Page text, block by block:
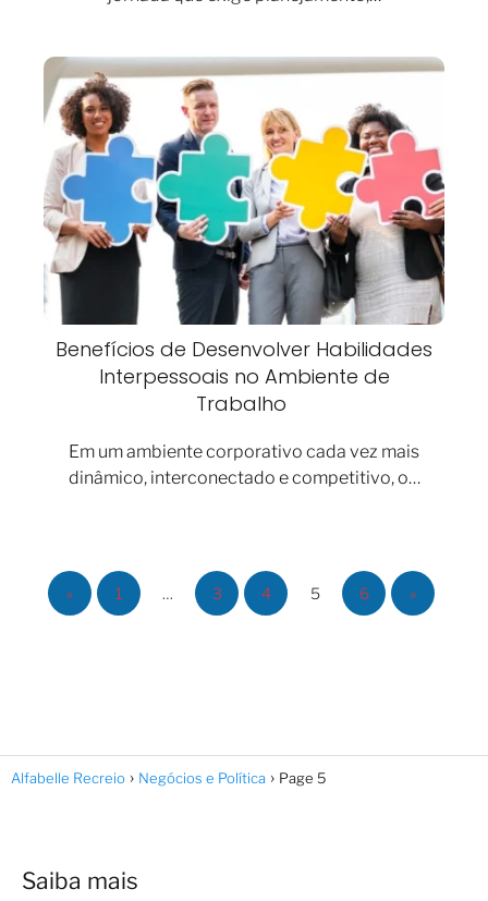
Benefícios de Desenvolver Habilidades
Interpessoais no Ambiente de
Trabalho
Em um ambiente corporativo cada vez mais
dinâmico, interconectado e competitivo, o…
« 1 … 3 4 5 6 »
Alfabelle Recreio Negócios e Política Page 5
Saiba mais